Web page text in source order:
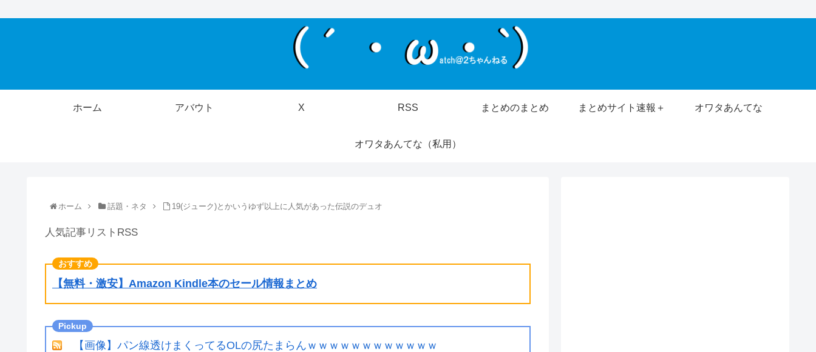
ホーム アバウト X RSS まとめのまとめ まとめサイト速報＋ オワタあんてな
オワタあんてな（私用）
ホーム 話題・ネタ 19(ジューク)とかいうゆず以上に人気があった伝説のデュオ
人気記事リストRSS
【無料・激安】Amazon Kindle本のセール情報まとめ
【画像】パン線透けまくってるOLの尻たまらんｗｗｗｗｗｗｗｗｗｗｗｗ